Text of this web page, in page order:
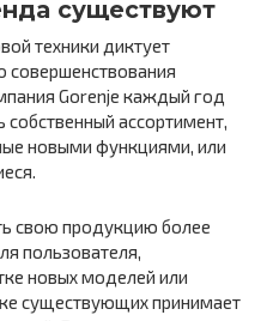
существуют
техники диктует
совершенствования
Gorenje каждый год
собственный ассортимент,
новыми функциями, или
свою продукцию более
пользователя,
новых моделей или
существующих принимает